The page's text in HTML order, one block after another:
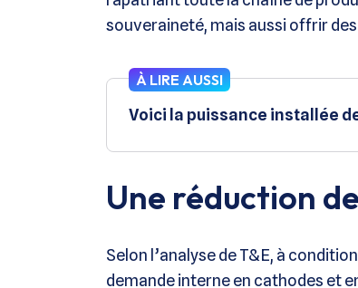
souveraineté, mais aussi offrir
À LIRE AUSSI
Voici la puissance installée
Une réduction
Selon l’analyse de T&E, à
demande interne en cathodes et